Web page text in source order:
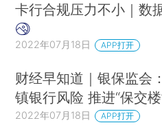
卡行合规压力不小｜数
2022年07月18日 APP打开
财经早知道｜银保监会
镇银行风险 推进“保交
2022年07月18日 APP打开